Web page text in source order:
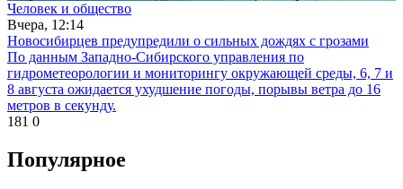
Человек и общество
Вчера, 12:14
Новосибирцев предупредили о сильных дождях с грозами
По данным Западно-Сибирского управления по
гидрометеорологии и мониторингу окружающей среды, 6, 7 и
8 августа ожидается ухудшение погоды, порывы ветра до 16
метров в секунду.
181 0
Популярное